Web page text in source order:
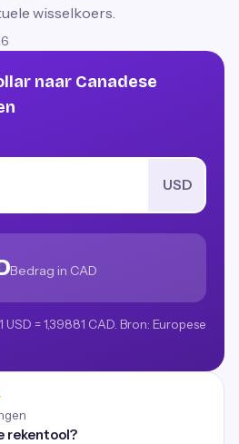
wisselkoers.
naar Canadese
USD
Bedrag in CAD
= 1,39881 CAD. Bron: Europese
rekentool?